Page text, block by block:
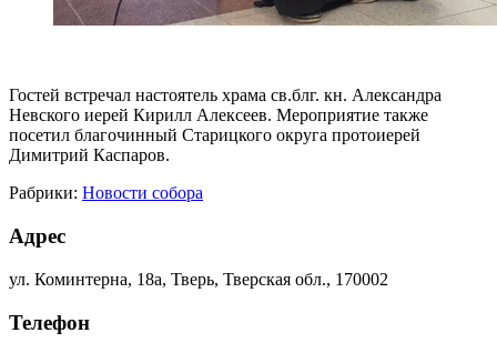
Гостей встречал настоятель храма св.блг. кн. Александра
Невского иерей Кирилл Алексеев. Мероприятие также
посетил благочинный Старицкого округа протоиерей
Димитрий Каспаров.
Рабрики: Новости собора
Адрес
ул. Коминтерна, 18а, Тверь, Тверская обл., 170002
Телефон